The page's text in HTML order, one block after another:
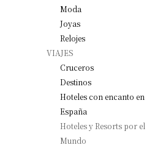
Moda
Joyas
Relojes
VIAJES
Cruceros
Destinos
Hoteles con encanto en
España
Hoteles y Resorts por el
Mundo